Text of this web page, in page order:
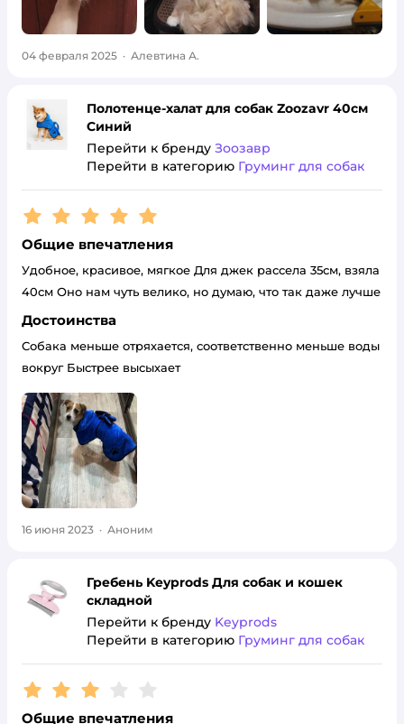
04 февраля 2025 · Алевтина А.
Полотенце-халат для собак Zoozavr 40см
Синий
Перейти к бренду Зоозавр
Перейти в категорию Груминг для собак
Рейтинг:5
Общие впечатления
Удобное, красивое, мягкое Для джек рассела 35см, взяла
40см Оно нам чуть велико, но думаю, что так даже лучше
Достоинства
Собака меньше отряхается, соответственно меньше воды
вокруг Быстрее высыхает
16 июня 2023 · Аноним
Гребень Keyprods Для собак и кошек
складной
Перейти к бренду Keyprods
Перейти в категорию Груминг для собак
Рейтинг:3
Общие впечатления